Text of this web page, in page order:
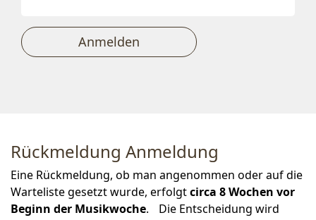
Anmelden
Rückmeldung Anmeldung
Eine Rückmeldung, ob man angenommen oder auf die
Warteliste gesetzt wurde, erfolgtcirca 8 Wochen vor
Beginn der Musikwoche. Die Entscheidung wird